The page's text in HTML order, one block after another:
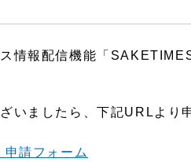
情報配信機能「
いましたら、下記URLより
請フォーム